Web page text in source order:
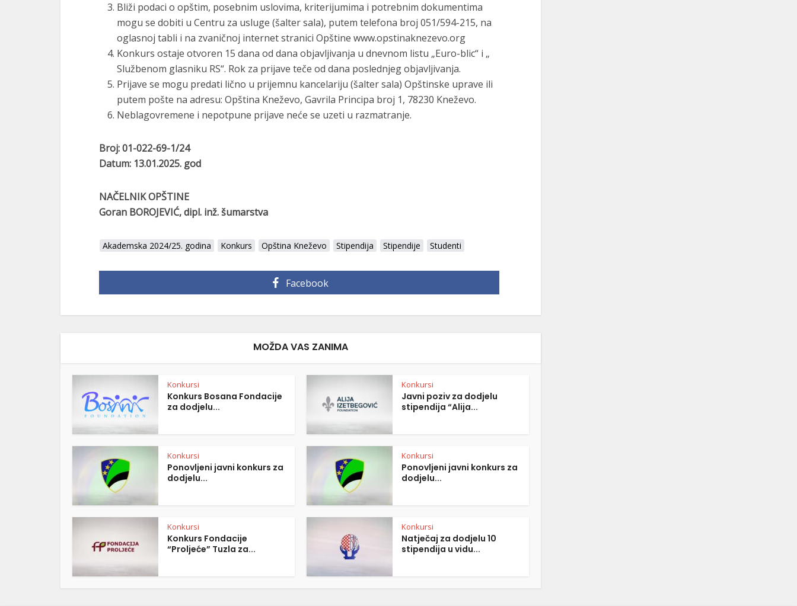
Bliži podaci o opštim, posebnim uslovima, kriterijumima i potrebnim dokumentima
mogu se dobiti u Centru za usluge (šalter sala), putem telefona broj 051/594-215, na
oglasnoj tabli i na zvaničnoj internet stranici Opštine www.opstinaknezevo.org
Konkurs ostaje otvoren 15 dana od dana objavljivanja u dnevnom listu „Euro-blic“ i „
Službenom glasniku RS“. Rok za prijave teče od dana poslednjeg objavljivanja.
Prijave se mogu predati lično u prijemnu kancelariju (šalter sala) Opštinske uprave ili
putem pošte na adresu: Opština Kneževo, Gavrila Principa broj 1, 78230 Kneževo.
Neblagovremene i nepotpune prijave neće se uzeti u razmatranje.
Broj: 01-022-69-1/24
Datum: 13.01.2025. god
NAČELNIK OPŠTINE
Goran BOROJEVIĆ, dipl. inž. šumarstva
Akademska 2024/25. godina Konkurs Opština Kneževo Stipendija Stipendije Studenti
Facebook
MOŽDA VAS ZANIMA
Konkursi
Konkurs Bosana Fondacije
za dodjelu...
Konkursi
Javni poziv za dodjelu
stipendija “Alija...
Konkursi
Ponovljeni javni konkurs za
dodjelu...
Konkursi
Ponovljeni javni konkurs za
dodjelu...
Konkursi
Konkurs Fondacije
“Proljeće” Tuzla za...
Konkursi
Natječaj za dodjelu 10
stipendija u vidu...